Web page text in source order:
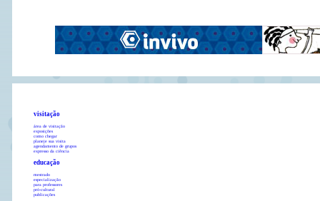
visitação
área de visitação
exposições
como chegar
planeje sua visita
agendamento de grupos
expresso da ciência
educação
mestrado
especialização
para professores
pró-cultural
publicações